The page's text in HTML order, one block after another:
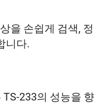
을 손쉽게 검색, 정
니다.
233의 성능을 향